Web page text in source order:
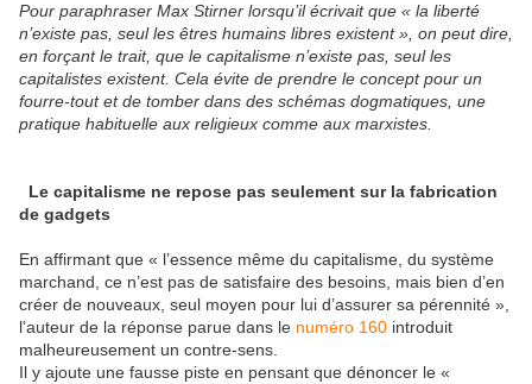
Pour paraphraser Max Stirner lorsqu’il écrivait que « la liberté
n’existe pas, seul les êtres humains libres existent », on peut dire,
en forçant le trait, que le capitalisme n’existe pas, seul les
capitalistes existent. Cela évite de prendre le concept pour un
fourre-tout et de tomber dans des schémas dogmatiques, une
pratique habituelle aux religieux comme aux marxistes.
Le capitalisme ne repose pas seulement sur la fabrication
de gadgets
En affirmant que « l’essence même du capitalisme, du système
marchand, ce n’est pas de satisfaire des besoins, mais bien d’en
créer de nouveaux, seul moyen pour lui d’assurer sa pérennité »,
l’auteur de la réponse parue dans le numéro 160 introduit
malheureusement un contre-sens.
Il y ajoute une fausse piste en pensant que dénoncer le «